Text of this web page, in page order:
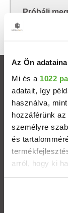
Az Ön
Mi és a 1022
adatait, így
használva,
hozzáférünk
személyre
és
arról, hogy ki
Próbálj
keresni,
Ingatlanok
Eladó házak
Eladó
Települések